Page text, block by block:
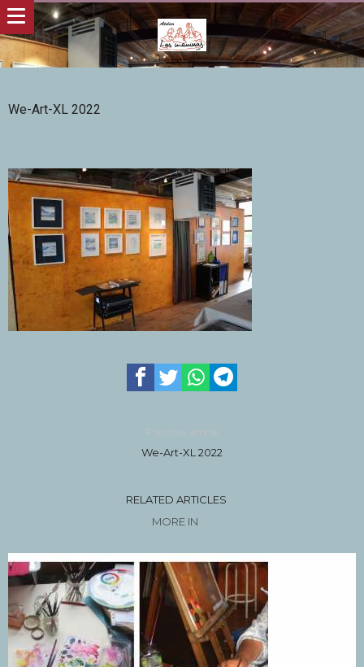
We-Art-XL 2022
Previous article
We-Art-XL 2022
RELATED ARTICLES
MORE IN